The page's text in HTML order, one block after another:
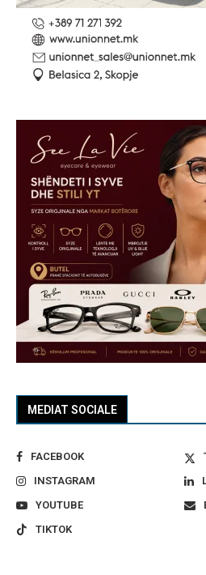
MEDIAT SOCIALE
FACEBOOK
INSTAGRAM
YOUTUBE
TIKTOK